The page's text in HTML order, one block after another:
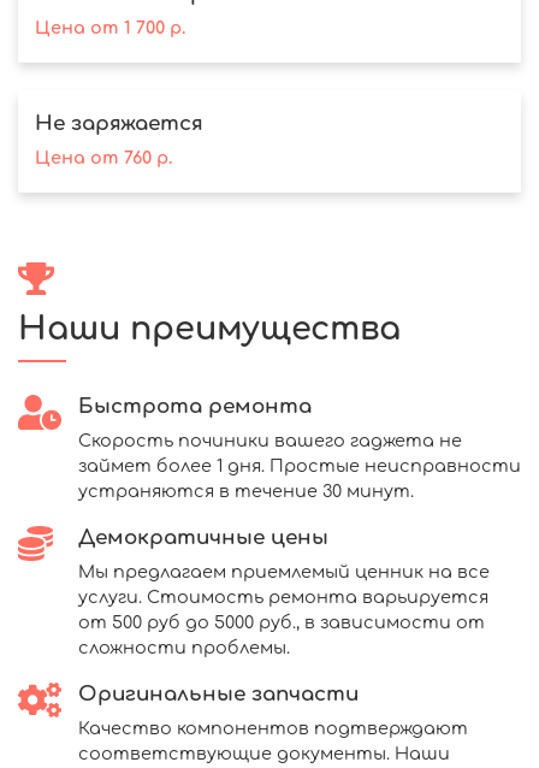
Цена от 1 700р.
Не заряжается
Цена от 760р.
Наши преимущества
Быстрота ремонта
Скорость починики вашего гаджета не
займет более 1 дня. Простые неисправности
устраняются в течение 30 минут.
Демократичные цены
Мы предлагаем приемлемый ценник на все
услуги. Стоимость ремонта варьируется
от 500 руб до 5000 руб., в зависимости от
сложности проблемы.
Оригинальные запчасти
Качество компонентов подтверждают
соответствующие документы. Наши